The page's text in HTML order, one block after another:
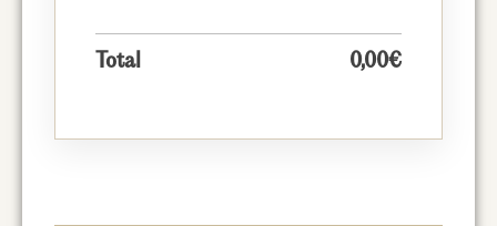
Total 0,00€